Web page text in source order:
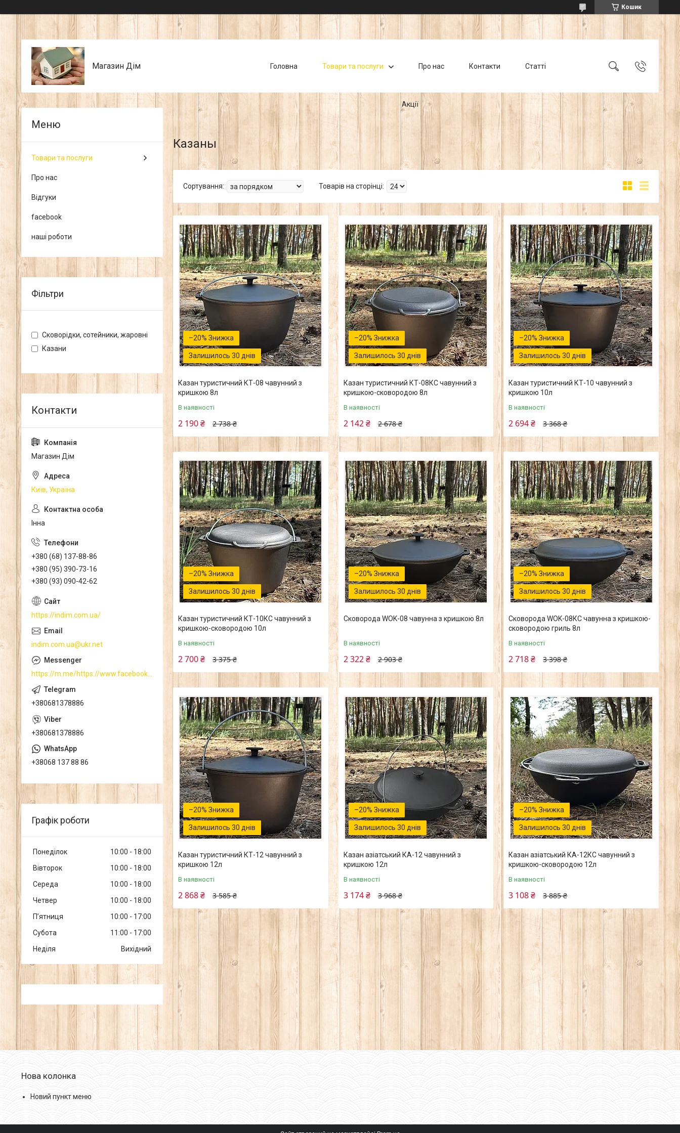
Кошик
Магазин Дім Головна Товари та послуги Про нас Контакти Статті
Акції
Казаны
–20%
Залишилось 30 днів
Казан туристичний КТ-08 чавунний з
кришкою 8л
В наявності
2 738 ₴
2 190 ₴
–20%
Залишилось 30 днів
Казан туристичний КТ-08КС чавунний з
кришкою-сковородою 8л
В наявності
2 678 ₴
2 142 ₴
–20%
Залишилось 30 днів
Казан туристичний КТ-10 чавунний з
кришкою 10л
В наявності
3 368 ₴
2 694 ₴
–20%
Залишилось 30 днів
Казан туристичний КТ-10КС чавунний з
кришкою-сковородою 10л
В наявності
3 375 ₴
2 700 ₴
–20%
Залишилось 30 днів
Сковорода WOK-08 чавунна з кришкою 8л
В наявності
2 903 ₴
2 322 ₴
–20%
Залишилось 30 днів
Сковорода WOK-08КС чавунна з кришкою-
сковородою гриль 8л
В наявності
3 398 ₴
2 718 ₴
–20%
Залишилось 30 днів
Казан туристичний КТ-12 чавунний з
кришкою 12л
В наявності
3 585 ₴
2 868 ₴
–20%
Залишилось 30 днів
Казан азіатський КА-12 чавунний з
кришкою 12л
В наявності
3 968 ₴
3 174 ₴
–20%
Залишилось 30 днів
Казан азіатський КА-12КС чавунний з
кришкою-сковородою 12л
В наявності
3 885 ₴
3 108 ₴
Товари та послуги
Про нас
Відгуки
facebook
наші роботи
Фільтри
Сковорідки, сотейники, жаровні
Казани
Магазин Дім
Київ, Україна
Інна
+380 (68) 137-88-86
+380 (95) 390-73-16
+380 (93) 090-42-62
https://indim.com.ua/
indim.com.ua@ukr.net
https://m.me/https://www.facebook.com/
+380681378886
+380681378886
+38068 137 88 86
Графік роботи
Понеділок 10:00
18:00
Вівторок
10:00
18:00
Середа
10:00
18:00
Четвер
10:00
18:00
Пʼятниця
10:00
17:00
Субота
11:00
17:00
Неділя
Вихідний
Нова колонка
Новий пункт меню